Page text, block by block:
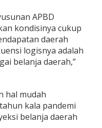
APBD
kondisinya cukup
daerah
logisnya adalah
belanja daerah,”
hal mudah
kala pandemi
belanja daerah